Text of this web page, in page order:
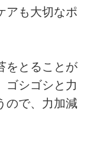
アも大切なポ
をとることが
ゴシゴシと力
ので、力加減